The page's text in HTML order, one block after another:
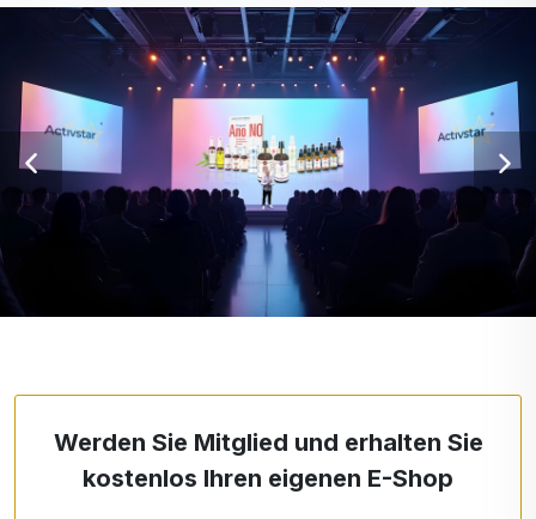
Werden Sie Mitglied und erhalten Sie
kostenlos Ihren eigenen E-Shop